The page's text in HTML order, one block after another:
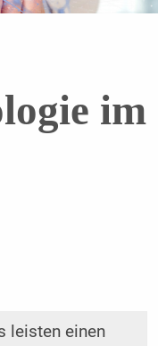
im
leisten einen